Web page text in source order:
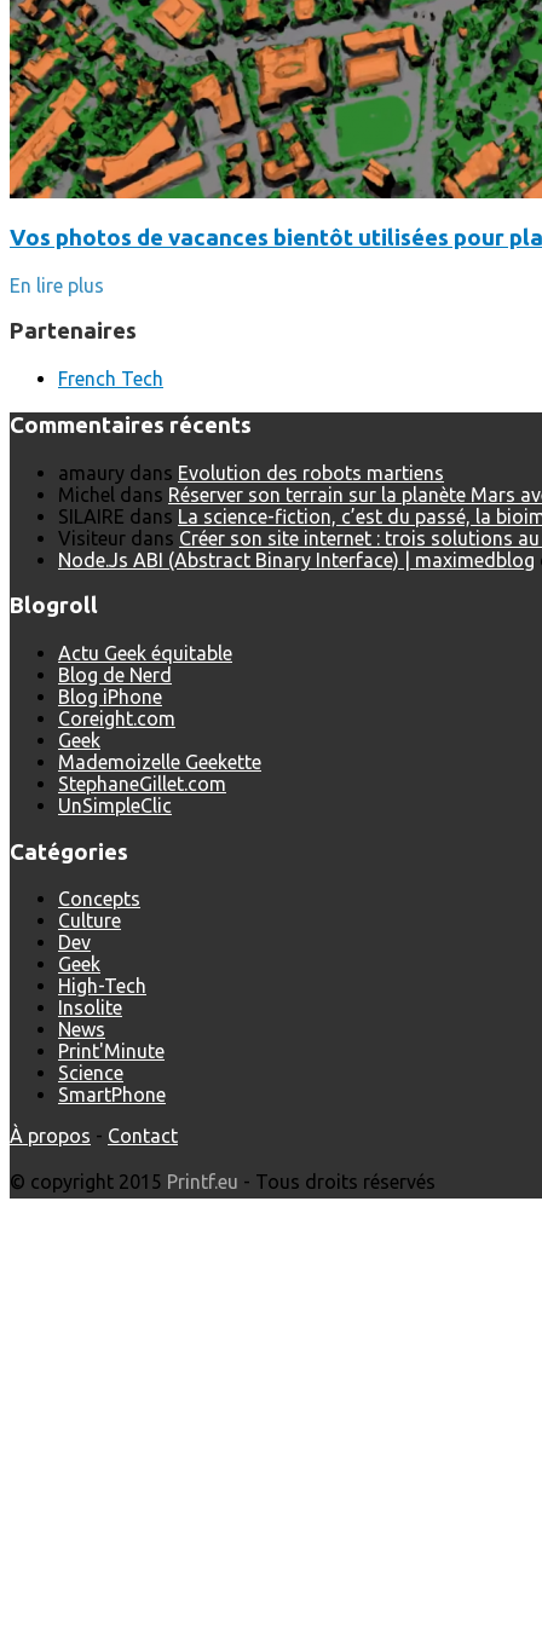
Vos photos de vacances bientôt utilisées pour
En lire plus
Partenaires
French Tech
Commentaires récents
amaury dans Evolution des robots martiens
Michel dans Réserver son terrain sur la planète Mars
SILAIRE dans La science-fiction, c’est du passé, la
Visiteur dans Créer son site internet : trois solutions au
Node.Js ABI (Abstract Binary Interface) | maximedblog
Blogroll
Actu Geek équitable
Blog de Nerd
Blog iPhone
Coreight.com
Geek
Mademoizelle Geekette
StephaneGillet.com
UnSimpleClic
Catégories
Concepts
Culture
Dev
Geek
High-Tech
Insolite
News
Print'Minute
Science
SmartPhone
À propos - Contact
© copyright 2015 Printf.eu - Tous droits réservés